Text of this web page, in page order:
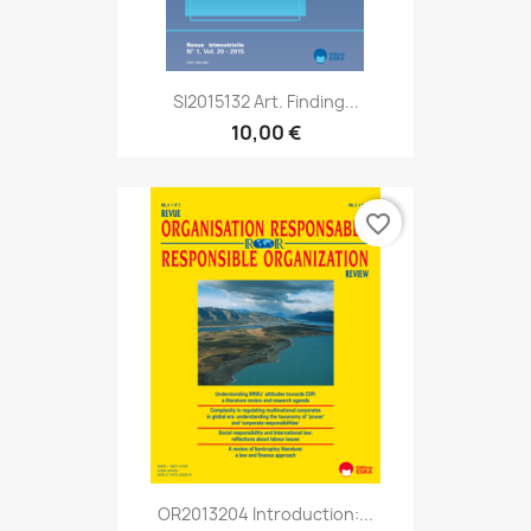
SI2015132 Art. Finding...
10,00 €
OR2013204 Introduction:...
favorite_border